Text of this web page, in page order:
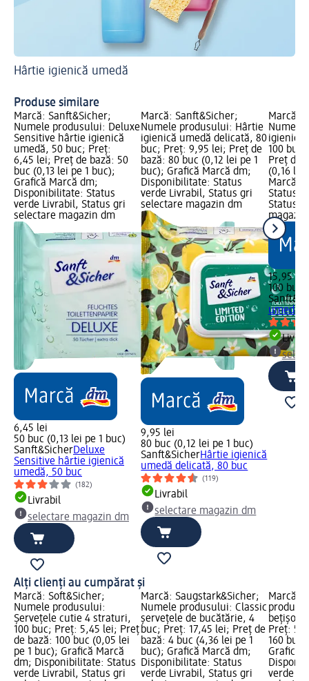
Hârtie igienică umedă
Produse similare
Marcă: Sanft&Sicher;
Numele produsului: Deluxe
Sensitive hârtie igienică
umedă, 50 buc; Preț:
6,45 lei; Preț de bază: 50
buc (0,13 lei pe 1 buc);
Grafică Marcă dm;
Disponibilitate: Status
verde Livrabil, Status gri
selectare magazin dm
6,45 lei
50 buc (0,13 lei pe 1 buc)
Sanft&SicherDeluxe
Sensitive hârtie igienică
umedă, 50 buc
(182)
Livrabil
selectare magazin dm
Marcă: Sanft&Sicher;
Numele produsului: Hârtie
igienică umedă delicată, 80
buc; Preț: 9,95 lei; Preț de
bază: 80 buc (0,12 lei pe 1
buc); Grafică Marcă dm;
Disponibilitate: Status
verde Livrabil, Status gri
selectare magazin dm
9,95 lei
80 buc (0,12 lei pe 1 buc)
Sanft&SicherHârtie igienică
umedă delicată, 80 buc
(119)
Livrabil
selectare magazin dm
Marcă:
Numele
igienică
100
Preț de
(0,16 lei
Marcă
Status
Status
15,95 lei
100 buc
umedă
Alți clienți au cumpărat și
Marcă: Soft&Sicher;
Numele produsului:
Șervețele cutie 4 straturi,
100 buc; Preț: 5,45 lei; Preț
de bază: 100 buc (0,05 lei
pe 1 buc); Grafică Marcă
dm; Disponibilitate: Status
verde Livrabil, Status gri
Marcă: Saugstark&Sicher;
Numele produsului: Classic
șervețele de bucătărie, 4
buc; Preț: 17,45 lei; Preț de
bază: 4 buc (4,36 lei pe 1
buc); Grafică Marcă dm;
Disponibilitate: Status
verde Livrabil, Status gri
Marcă:
Preț:
160 buc
Grafică
verde